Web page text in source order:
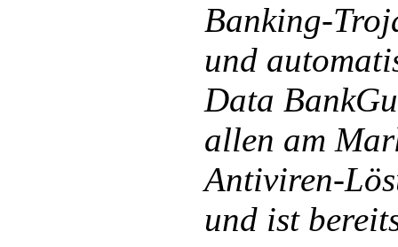
Banking-
und
Data
allen am
Antiviren-
und ist